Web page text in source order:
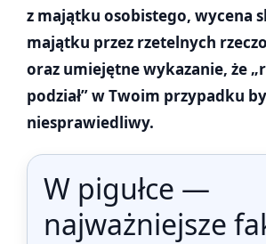
z majątku osobistego, wycena
majątku przez rzetelnych
oraz umiejętne wykazanie, że
podział” w Twoim przypadku
niesprawiedliwy.
W pigułce —
najważniejsze